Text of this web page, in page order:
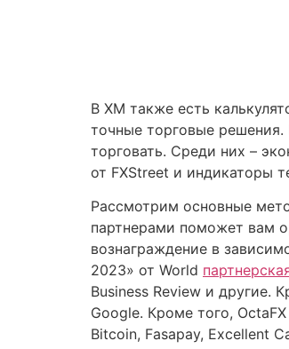
В XM также есть
точные торговые решения.
торговать. Среди них –
от FXStreet и индикаторы
Рассмотрим основные
партнерами поможет вам
вознаграждение в
2023» от World
Business Review и другие.
Google. Кроме того,
Bitcoin, Fasapay, Excellent